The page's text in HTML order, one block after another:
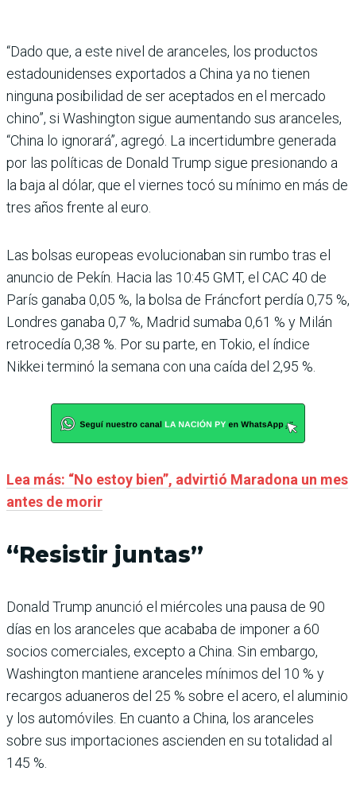
“Dado que, a este nivel de aranceles, los productos
estadounidenses exportados a China ya no tienen
ninguna posibilidad de ser aceptados en el mercado
chino”, si Washington sigue aumentando sus aranceles,
“China lo ignorará”, agregó. La incertidumbre generada
por las políticas de Donald Trump sigue presionando a
la baja al dólar, que el viernes tocó su mínimo en más de
tres años frente al euro.
Las bolsas europeas evolucionaban sin rumbo tras el
anuncio de Pekín. Hacia las 10:45 GMT, el CAC 40 de
París ganaba 0,05 %, la bolsa de Fráncfort perdía 0,75 %,
Londres ganaba 0,7 %, Madrid sumaba 0,61 % y Milán
retrocedía 0,38 %. Por su parte, en Tokio, el índice
Nikkei terminó la semana con una caída del 2,95 %.
Lea más: “No estoy bien”, advirtió Maradona un mes
antes de morir
“Resistir juntas”
Donald Trump anunció el miércoles una pausa de 90
días en los aranceles que acababa de imponer a 60
socios comerciales, excepto a China. Sin embargo,
Washington mantiene aranceles mínimos del 10 % y
recargos aduaneros del 25 % sobre el acero, el aluminio
y los automóviles. En cuanto a China, los aranceles
sobre sus importaciones ascienden en su totalidad al
145 %.